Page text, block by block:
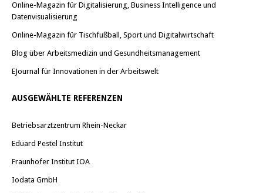
Online-Magazin für Digitalisierung, Business Intelligence und
Datenvisualisierung
Online-Magazin für Tischfußball, Sport und Digitalwirtschaft
Blog über Arbeitsmedizin und Gesundheitsmanagement
EJournal für Innovationen in der Arbeitswelt
AUSGEWÄHLTE REFERENZEN
Betriebsarztzentrum Rhein-Neckar
Eduard Pestel Institut
Fraunhofer Institut IOA
Iodata GmbH